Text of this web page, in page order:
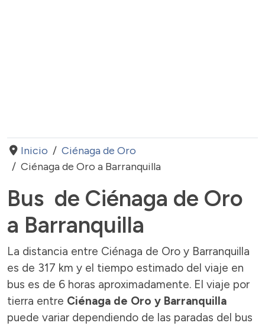
Inicio
Ciénaga de Oro
Ciénaga de Oro a Barranquilla
Bus de Ciénaga de Oro
a Barranquilla
La distancia entre Ciénaga de Oro y Barranquilla
es de 317 km y el tiempo estimado del viaje en
bus es de 6 horas aproximadamente. El viaje por
tierra entre Ciénaga de Oro y Barranquilla
puede variar dependiendo de las paradas del bus